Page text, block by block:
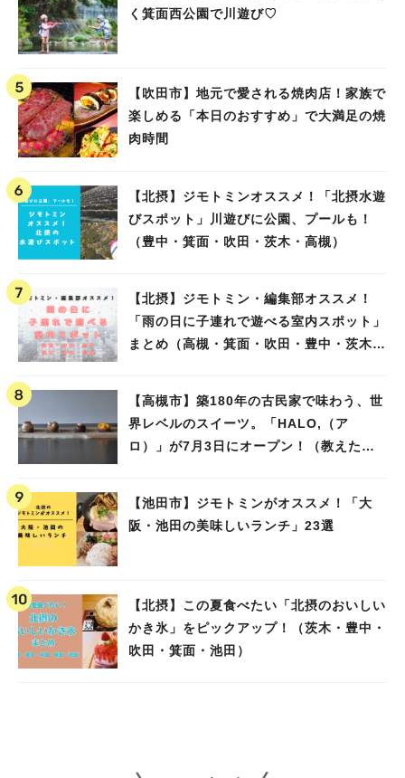
く箕面西公園で川遊び♡
【吹田市】地元で愛される焼肉店！家族で
楽しめる「本日のおすすめ」で大満足の焼
肉時間
【北摂】ジモトミンオススメ！「北摂水遊
びスポット」川遊びに公園、プールも！
（豊中・箕面・吹田・茨木・高槻）
【北摂】ジモトミン・編集部オススメ！
「雨の日に子連れで遊べる室内スポット」
まとめ（高槻・箕面・吹田・豊中・茨木・
【高槻市】築180年の古民家で味わう、世
界レベルのスイーツ。「HALO,（ア
ロ）」が7月3日にオープン！（教えたい/
【池田市】ジモトミンがオススメ！「大
阪・池田の美味しいランチ」23選
【北摂】この夏食べたい「北摂のおいしい
かき氷」をピックアップ！（茨木・豊中・
吹田・箕面・池田）